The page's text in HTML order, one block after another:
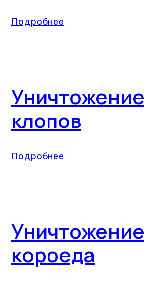
Подробнее
Уничтожение
клопов
Подробнее
Уничтожение
короеда